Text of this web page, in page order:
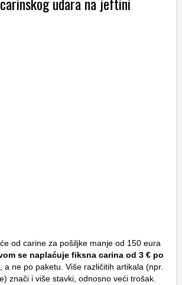
od carine za pošiljke manje od 150 eura
se naplaćuje fiksna carina od 3 € po
a ne po paketu. Više različitih artikala (npr.
znači i više stavki, odnosno veći trošak.